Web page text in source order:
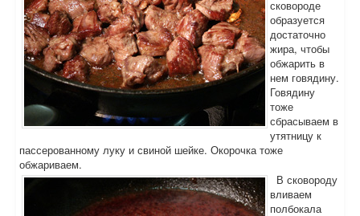
сковороде
образуется
достаточно
жира, чтобы
обжарить в
нем говядину.
Говядину
тоже
сбрасываем в
утятницу к
пассерованному луку и свиной шейке. Окорочка тоже
обжариваем.
В сковороду
вливаем
полбокала